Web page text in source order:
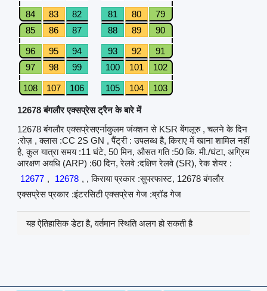
84 83 82 81 80
79
85
86 87 88 89 90
96 95 94 93 92
91
97
98 99 100 101 102
108 107 106 105 104 103
12678 बंगलौर एक्सप्रेस ट्रैन के बारे में
12678 बंगलौर एक्सप्रेसएर्नाकुलम जंक्शन से KSR बेंगलूरु , चलने के दिन
:रोज़ , क्लास :CC 2S GN , पैंट्री : उपलब्ध है, किराए में खाना शामिल नहीं
है, कुल यात्रा समय :11 घंटे, 50 मिन, औसत गति :50 कि. मी./घंटा, अग्रिम
आरक्षण अवधि (ARP) :60 दिन, रेलवे :दक्षिण रेलवे (SR), रेक शेयर :
12677 , 12678 , , किराया प्रकार :सुपरफास्ट, 12678 बंगलौर
एक्सप्रेस प्रकार :इंटरसिटी एक्सप्रेस गेज :ब्रॉड गेज
यह ऐतिहासिक डेटा है, वर्तमान स्थिति अलग हो सकती है